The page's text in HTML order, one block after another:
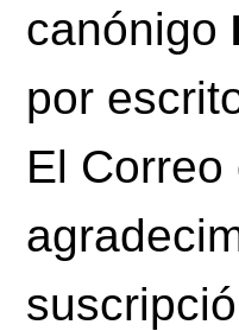
canónigo
por
El